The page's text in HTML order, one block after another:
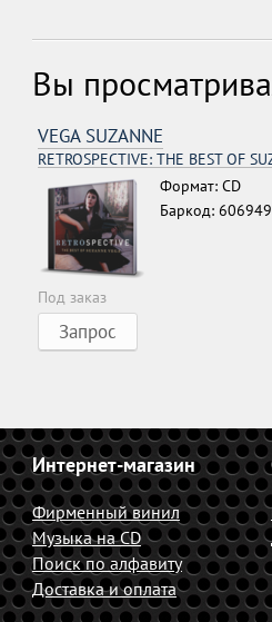
Вы
VEGA SUZANNE
RETROSPECTIVE: THE BEST OF
Формат: CD
Баркод:
Под заказ
Запрос
Интернет-магазин
Фирменный винил
Музыка на CD
Поиск по алфавиту
Доставка и оплата